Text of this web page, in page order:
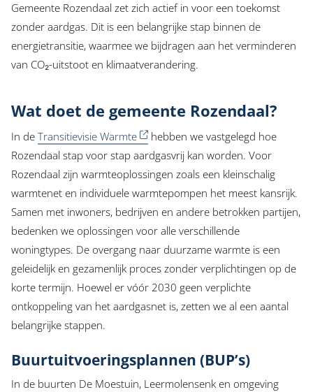
Gemeente Rozendaal zet zich actief in voor een toekomst
zonder aardgas. Dit is een belangrijke stap binnen de
energietransitie, waarmee we bijdragen aan het verminderen
van CO₂-uitstoot en klimaatverandering.
Wat doet de gemeente Rozendaal?
In de Transitievisie Warmte
hebben we vastgelegd hoe
Rozendaal stap voor stap aardgasvrij kan worden. Voor
Rozendaal zijn warmteoplossingen zoals een kleinschalig
warmtenet en individuele warmtepompen het meest kansrijk.
Samen met inwoners, bedrijven en andere betrokken partijen,
bedenken we oplossingen voor alle verschillende
woningtypes. De overgang naar duurzame warmte is een
geleidelijk en gezamenlijk proces zonder verplichtingen op de
korte termijn. Hoewel er vóór 2030 geen verplichte
ontkoppeling van het aardgasnet is, zetten we al een aantal
belangrijke stappen.
Buurtuitvoeringsplannen (BUP’s)
In de buurten De Moestuin, Leermolensenk en omgeving